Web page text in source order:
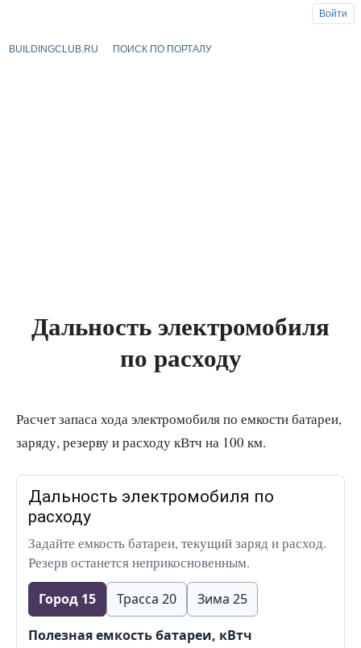
BUILDINGCLUB.RU ПОИСК ПО ПОРТАЛУ
Дальность электромобиля
по расходу
Расчет запаса хода электромобиля по емкости батареи,
заряду, резерву и расходу кВтч на 100 км.
Дальность электромобиля по
расходу
Задайте емкость батареи, текущий заряд и расход.
Резерв останется неприкосновенным.
Город 15 Трасса 20 Зима 25
Полезная емкость батареи, кВтч
Войти